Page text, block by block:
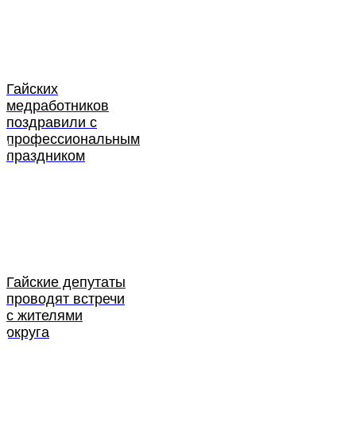
Гайских
медработников
поздравили с
профессиональным
праздником
Гайские депутаты
проводят встречи
с жителями
округа